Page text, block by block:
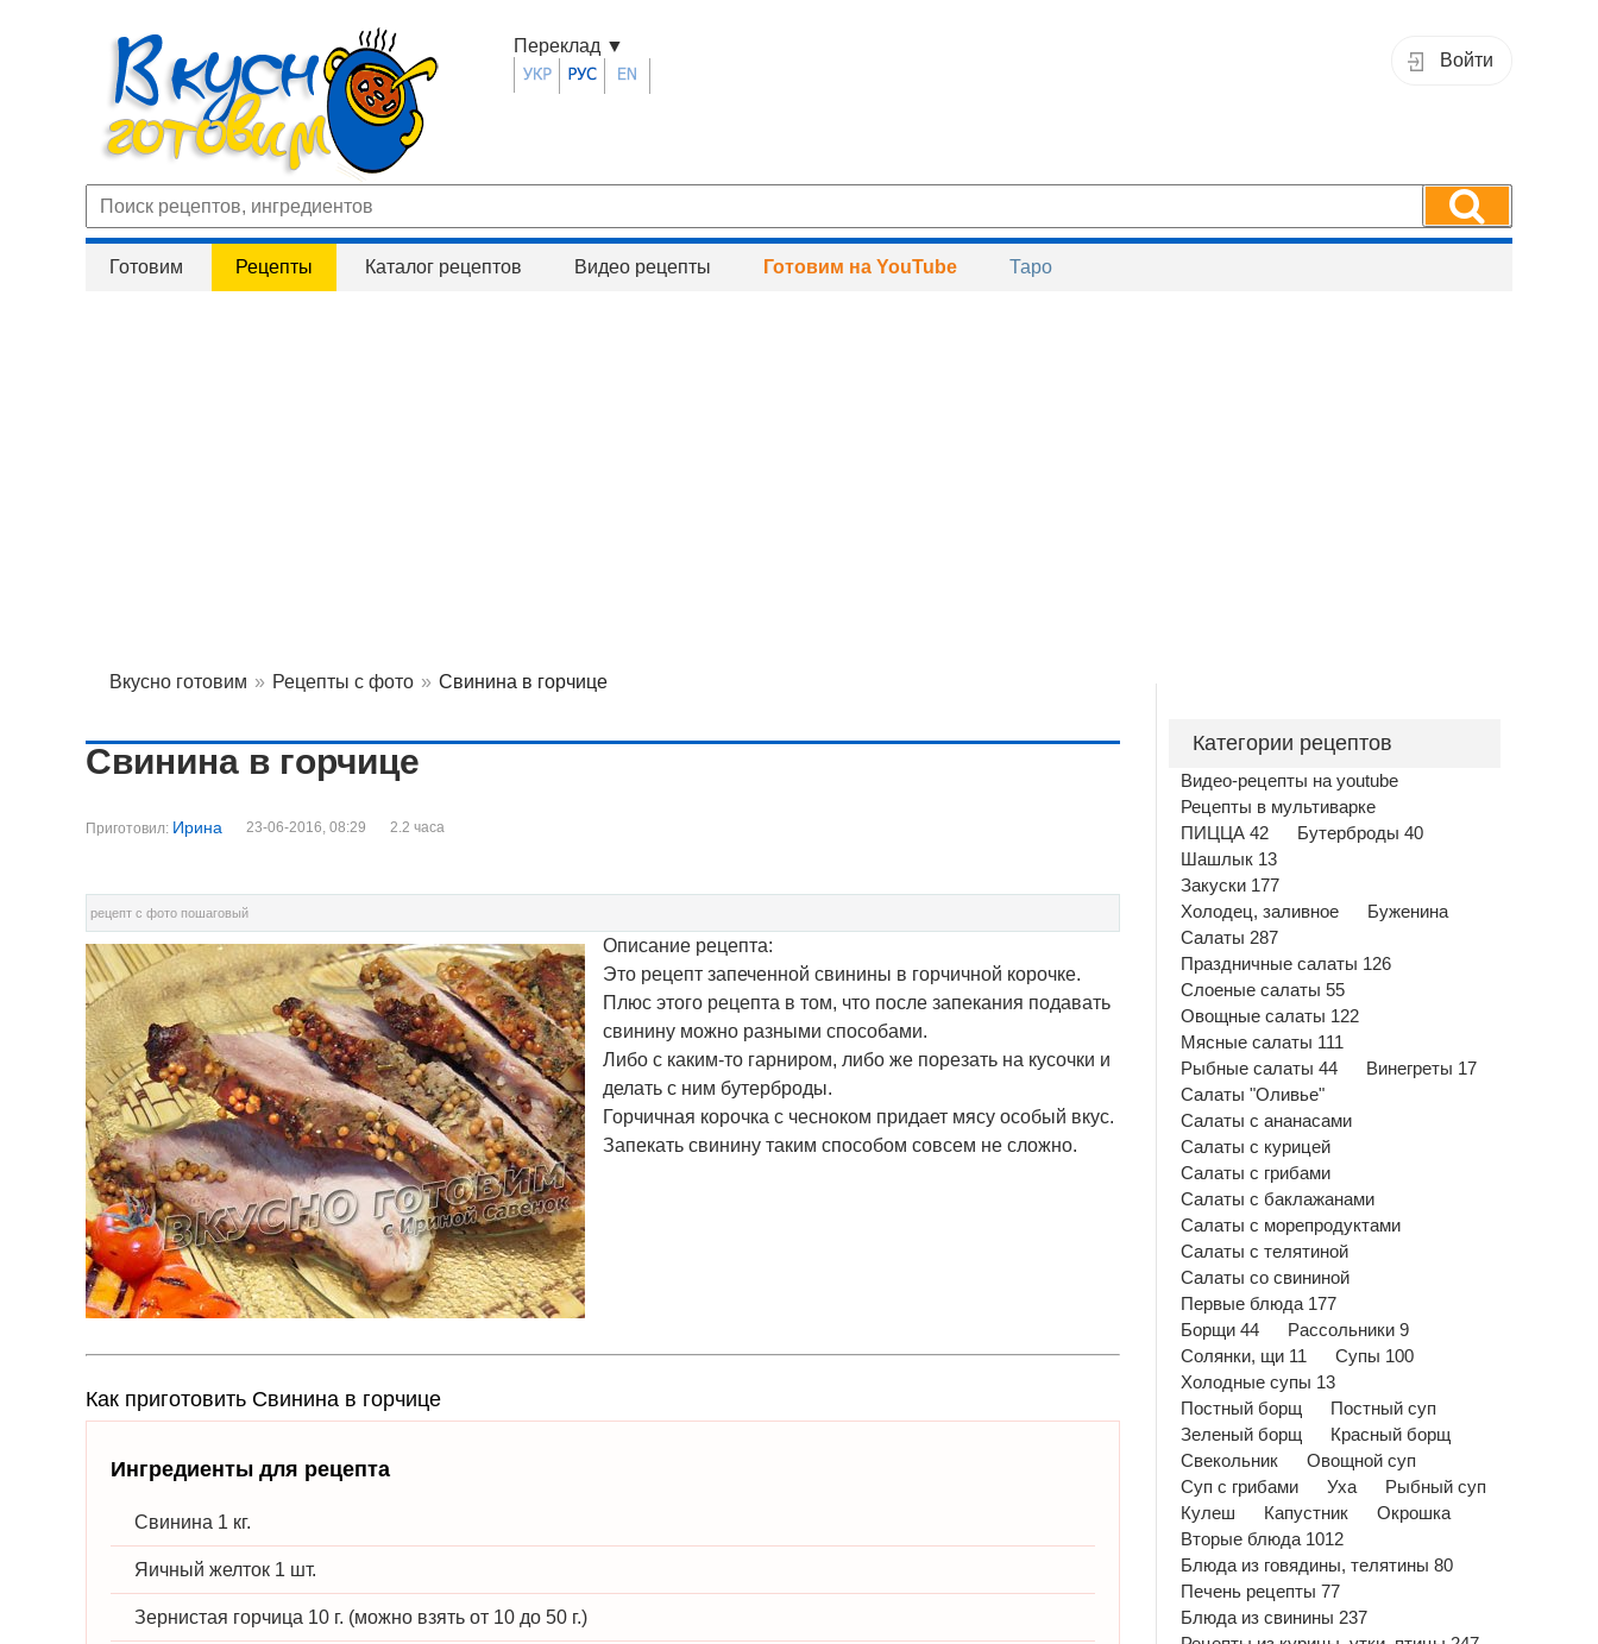
Войти
Переклад ▼
Готовим Рецепты Каталог рецептов Видео рецепты Готовим на YouTube Таро
Вкусно готовим » Рецепты с фото » Свинина в горчице
Свинина в горчице
Приготовил: Ирина 23-06-2016, 08:29 2.2 часа
рецепт с фото пошаговый
Описание рецепта:
Это рецепт запеченной свинины в горчичной корочке.
Плюс этого рецепта в том, что после запекания подавать
свинину можно разными способами.
Либо с каким-то гарниром, либо же порезать на кусочки и
делать с ним бутерброды.
Горчичная корочка с чесноком придает мясу особый вкус.
Запекать свинину таким способом совсем не сложно.
Как приготовить Свинина в горчице
Ингредиенты для рецепта
Свинина 1 кг.
Яичный желток 1 шт.
Зернистая горчица 10 г. (можно взять от 10 до 50 г.)
Категории рецептов
Видео-рецепты на youtube
Рецепты в мультиварке
ПИЦЦА 42
Бутерброды 40
Шашлык 13
Закуски 177
Холодец, заливное
Буженина
Салаты 287
Праздничные салаты 126
Слоеные салаты 55
Овощные салаты 122
Мясные салаты 111
Рыбные салаты 44
Винегреты 17
Салаты "Оливье"
Салаты с ананасами
Салаты с курицей
Салаты с грибами
Салаты с баклажанами
Салаты с морепродуктами
Салаты с телятиной
Салаты со свининой
Первые блюда 177
Борщи 44
Рассольники 9
Солянки, щи 11
Супы 100
Холодные супы 13
Постный борщ
Постный суп
Зеленый борщ
Красный борщ
Свекольник
Овощной суп
Суп с грибами
Уха
Рыбный суп
Кулеш
Капустник
Окрошка
Вторые блюда 1012
Блюда из говядины, телятины 80
Печень рецепты 77
Блюда из свинины 237